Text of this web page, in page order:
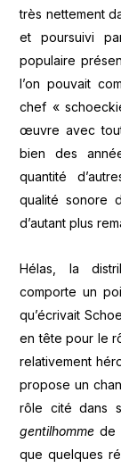
très nettement
et poursuivi
populaire
l’on pouvait
chef «
œuvre avec
bien des
quantité
qualité sonore
d’autant plus
Hélas, la
comporte un
qu’écrivait
en tête pour le
relativement
propose un
rôle cité dans
gentilhomme de
que quelques